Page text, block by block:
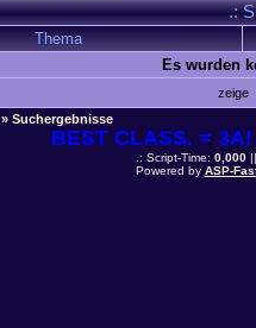
.:
Thema
Es wurden
zeige
» Suchergebnisse
BEST CLASS. =
.: Script-Time: 0,000||
Powered by ASP-